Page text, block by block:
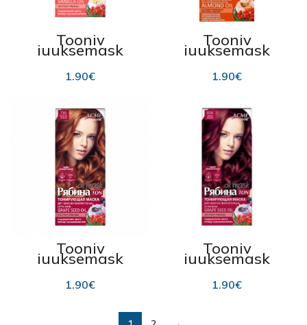
Tooniv
juuksemask
“Rjabina ton”,
114 karamell 30
ml
1.90€
Tooniv
juuksemask
“Rjabina ton”
014 heleblond
30ml
1.90€
Tooniv
juuksemask
“Rjabina ton”,
735 titsian 30ml
1.90€
Tooniv
juuksemask
“Rjabina ton”
034 kirss 30ml
1.90€